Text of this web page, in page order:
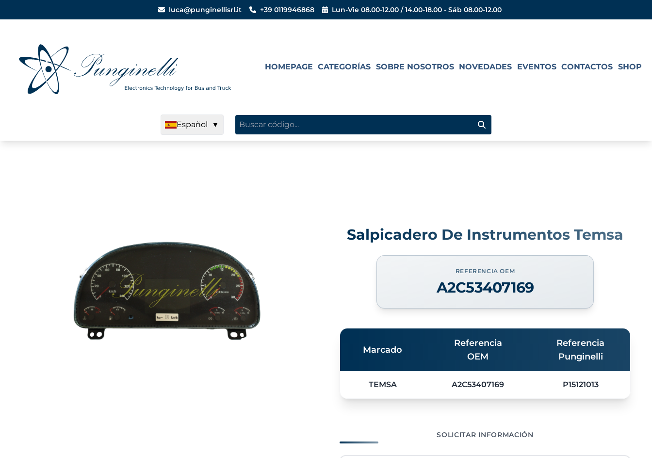
luca@punginellisrl.it +39 0119946868 Lun-Vie 08.00-12.00 / 14.00-18.00 - Sáb 08.00-12.00
HOMEPAGE CATEGORÍAS SOBRE NOSOTROS NOVEDADES EVENTOS CONTACTOS SHOP
Español ▼
Salpicadero De Instrumentos Temsa
REFERENCIA OEM
A2C53407169
Marcado
Referencia
OEM
Referencia
Punginelli
TEMSA A2C53407169 P15121013
SOLICITAR INFORMACIÓN